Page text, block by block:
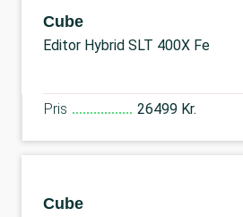
Cube
Editor Hybrid SLT 400X Fe
Pris 26499 Kr.
Cube